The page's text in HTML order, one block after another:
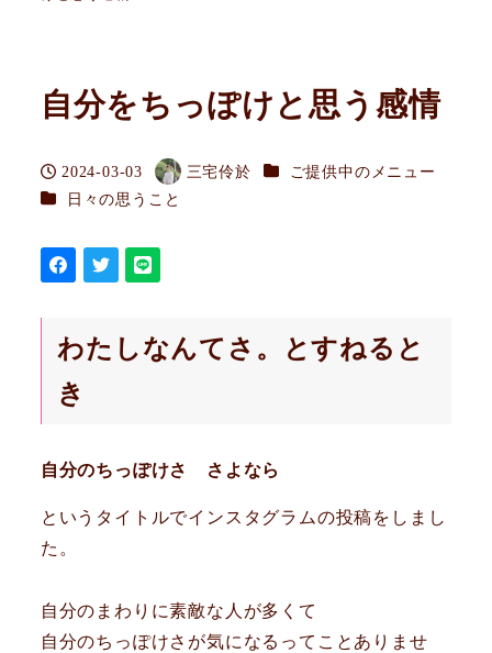
自分をちっぽけと思う感情
投稿日
2024-03-03
著
者
三宅伶於 カテゴリー
ご提供中のメニュー
カテゴリー
日々の思うこと
わたしなんてさ。とすねると
き
自分のちっぽけさ さよなら
というタイトルでインスタグラムの投稿をしまし
た。
自分のまわりに素敵な人が多くて
自分のちっぽけさが気になるってことありませ